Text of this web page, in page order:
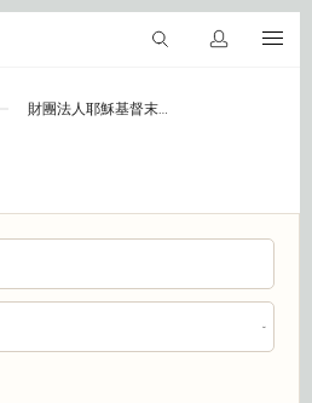
RU
財團法人耶穌基督末世聖徒教會台灣傳道部宿舍